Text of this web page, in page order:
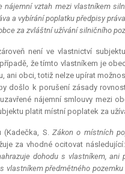
vztah mezi vlastníkem
a vybírání poplatku předpisy
za zvláštní užívání silničního
není ve vlastnictví
že tímto vlastníkem je
ani obci, totiž nelze upírat
došlo k porušení zásady
nájemní smlouvy mezi
platit místní poplatek za
(Kadečka, S.Zákon o místních
za vhodné ocitovat
dohodu s vlastníkem, ani
předmětného